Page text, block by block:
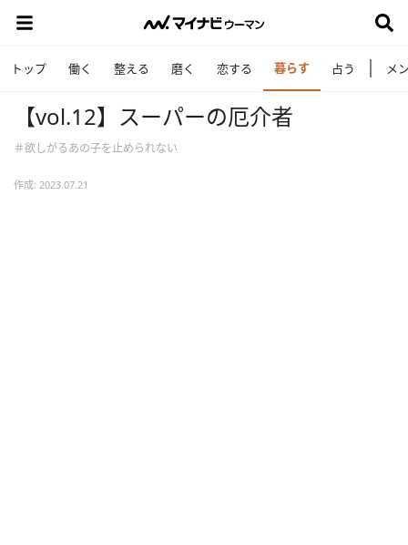
トップ 働く 整える 磨く 恋する 暮らす 占う メ
【vol.12】スーパーの厄介者
＃欲しがるあの子を止められない
作成: 2023.07.21